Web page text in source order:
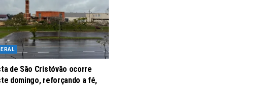
de São Cristóvão ocorre
domingo, reforçando a fé,